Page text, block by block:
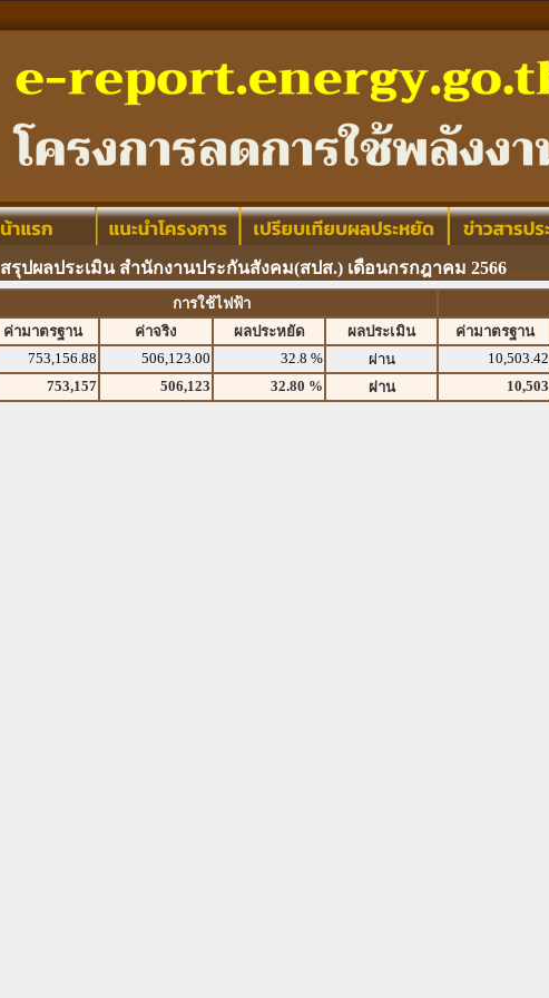
สรุปผลประเมิน สำนักงานประกันสังคม(สปส.) เดือนกรกฎาคม 2566
การใช้ไฟฟ้า
ค่ามาตรฐาน
ค่าจริง ผลประหยัด ผลประเมิน ค่ามาตรฐาน
753,156.88 506,123.00 32.8 % ผ่าน 10,503.42
753,157 506,123 32.80 % ผ่าน 10,503